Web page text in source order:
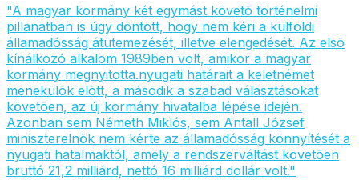
"A magyar kormány két egymást követõ történelmi
pillanatban is úgy döntött, hogy nem kéri a külföldi
államadósság átütemezését, illetve elengedését. Az elsõ
kínálkozó alkalom 1989ben volt, amikor a magyar
kormány megnyitotta.nyugati határait a keletnémet
menekülõk elõtt, a második a szabad választásokat
követõen, az új kormány hivatalba lépése idején.
Azonban sem Németh Miklós, sem Antall József
miniszterelnök nem kérte az államadósság könnyítését a
nyugati hatalmaktól, amely a rendszerváltást követõen
bruttó 21,2 milliárd, nettó 16 milliárd dollár volt."